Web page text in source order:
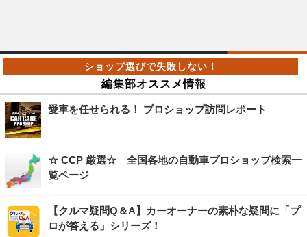
編集部オススメ情報
愛車を任せられる！ プロショップ訪問レポート
☆ CCP 厳選☆ 全国各地の自動車プロショップ検索一
覧ページ
【クルマ疑問Q＆A】カーオーナーの素朴な疑問に「プ
ロが答える」シリーズ！